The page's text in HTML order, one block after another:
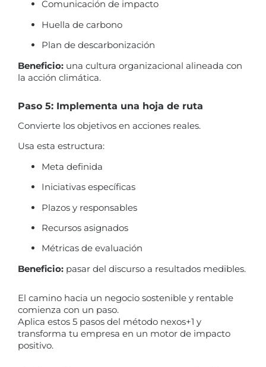
Comunicación de impacto
Huella de carbono
Plan de descarbonización
Beneficio: una cultura organizacional alineada con
la acción climática.
Paso 5: Implementa una hoja de ruta
Convierte los objetivos en acciones reales.
Usa esta estructura:
Meta definida
Iniciativas específicas
Plazos y responsables
Recursos asignados
Métricas de evaluación
Beneficio: pasar del discurso a resultados medibles.
El camino hacia un negocio sostenible y rentable
comienza con un paso.
Aplica estos 5 pasos del método nexos+1 y
transforma tu empresa en un motor de impacto
positivo.